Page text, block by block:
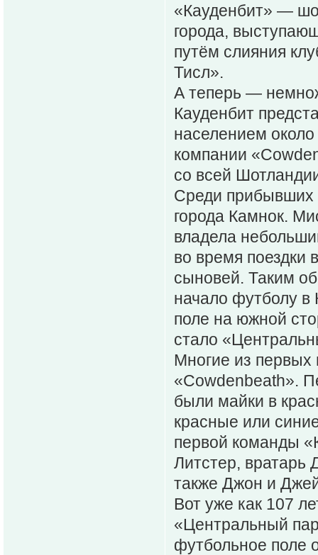
«Кауденбит» —
города,
путём слияния
Тисл».
А теперь —
Кауденбит
населением
компании
со всей
Среди прибывших
города Камнок.
владела
во время поездки
сыновей. Таким
начало футболу в
поле на южной
стало
Многие из первых
«Cowdenbeath».
были майки в
красные или
первой команды
Литстер, вратарь
также Джон и
Вот уже как 107
«Центральный
футбольное поле